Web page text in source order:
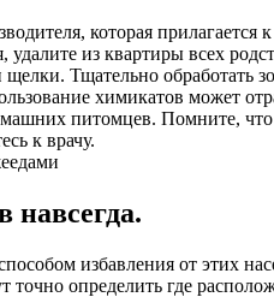
которая прилагается к
удалите из квартиры всех
щелки. Тщательно
химикатов может
питомцев. Помните,
к врачу.
навсегда.
избавления от этих
определить где